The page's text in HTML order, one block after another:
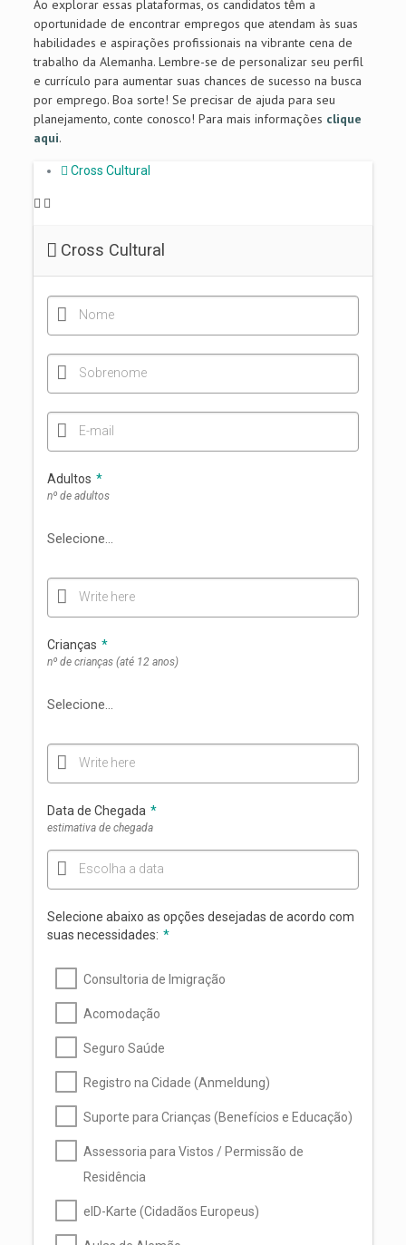
Ao explorar essas plataformas, os candidatos têm a
oportunidade de encontrar empregos que atendam às suas
habilidades e aspirações profissionais na vibrante cena de
trabalho da Alemanha. Lembre-se de personalizar seu perfil
e currículo para aumentar suas chances de sucesso na busca
por emprego. Boa sorte! Se precisar de ajuda para seu
planejamento, conte conosco! Para mais informações clique
aqui.
Cross Cultural
Cross Cultural
Nome
Sobrenome
E-mail
Adultos *
nº de adultos
Write here
Crianças *
nº de crianças (até 12 anos)
Write here
Data de Chegada *
estimativa de chegada
Escolha a data
Selecione abaixo as opções desejadas de acordo com
suas necessidades: *
Consultoria de Imigração
Acomodação
Seguro Saúde
Registro na Cidade (Anmeldung)
Suporte para Crianças (Benefícios e Educação)
Assessoria para Vistos / Permissão de
Residência
eID-Karte (Cidadãos Europeus)